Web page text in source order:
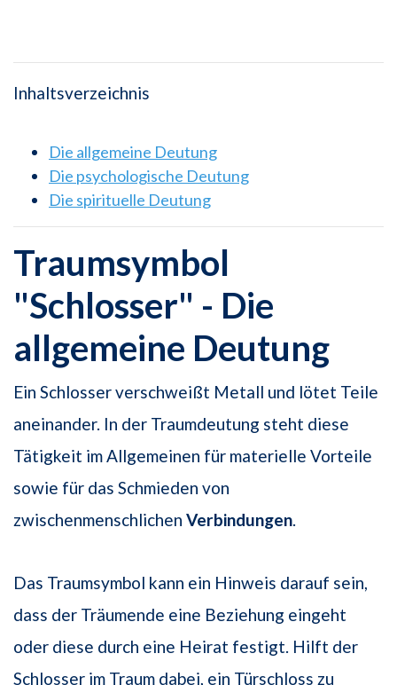
Inhaltsverzeichnis
Die allgemeine Deutung
Die psychologische Deutung
Die spirituelle Deutung
Traumsymbol
"Schlosser" - Die
allgemeine Deutung
Ein Schlosser verschweißt Metall und lötet Teile
aneinander. In der Traumdeutung steht diese
Tätigkeit im Allgemeinen für materielle Vorteile
sowie für das Schmieden von
zwischenmenschlichen Verbindungen.
Das Traumsymbol kann ein Hinweis darauf sein,
dass der Träumende eine Beziehung eingeht
oder diese durch eine Heirat festigt. Hilft der
Schlosser im Traum dabei, ein Türschloss zu